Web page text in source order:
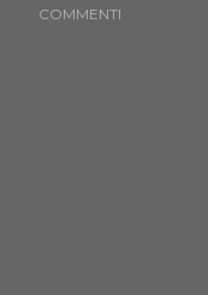
COMMENTI